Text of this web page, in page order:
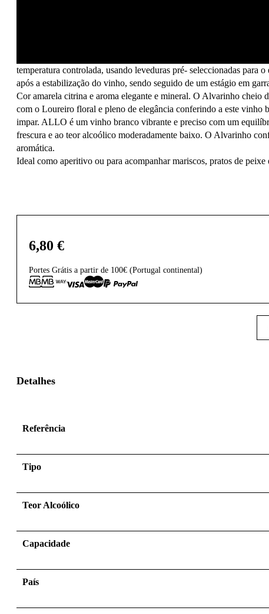
com ausência de precipitação. O setembro seguiu a mesma
precoce, a começar na primeira semana, mostrando que o atraso
As uvas, exclusivamente da casta Alvarinho e Loureiro, são
capacidade. Após a prensagem, o mosto obtido decanta durante 48
temperatura controlada, usando leveduras pré- seleccionadas para
após a estabilização do vinho, sendo seguido de um estágio em
Cor amarela citrina e aroma elegante e mineral. O Alvarinho cheio
com o Loureiro floral e pleno de elegância conferindo a este vinho
impar. ALLO é um vinho branco vibrante e preciso com um
frescura e ao teor alcoólico moderadamente baixo. O Alvarinho
aromática.
Ideal como aperitivo ou para acompanhar mariscos, pratos de peixe
6,80 €
Portes Grátis a partir de 100€ (Portugal continental)
Detalhes
Referência
Tipo
Teor Alcoólico
Capacidade
País